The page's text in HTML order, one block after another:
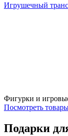
Игрушечный
Фигурки и
Посмотреть
Подарки